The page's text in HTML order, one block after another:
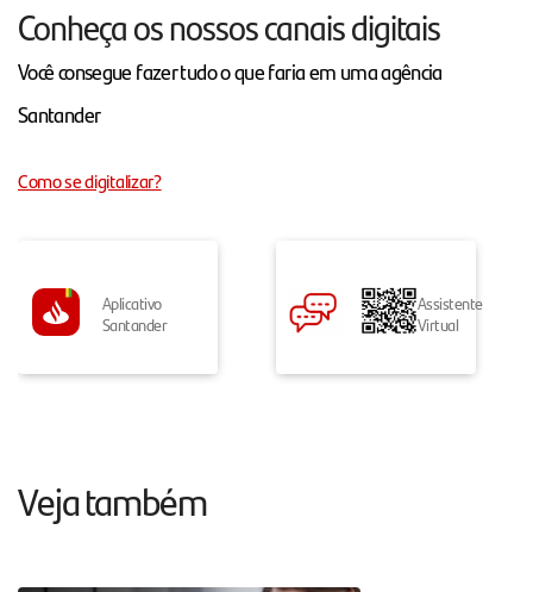
Conheça os nossos canais digitais
Você consegue fazer tudo o que faria em uma agência
Santander
Como se digitalizar?
Aplicativo
Santander
Assistente
Virtual
Veja também